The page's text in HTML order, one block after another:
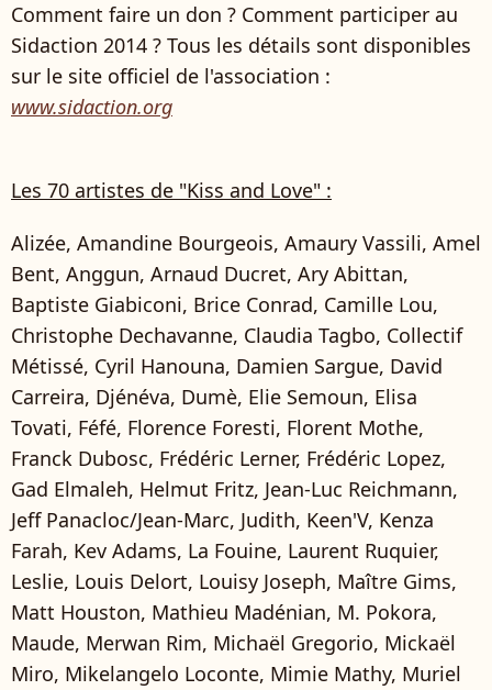
Comment faire un don ? Comment participer au
Sidaction 2014 ? Tous les détails sont disponibles
sur le site officiel de l'association :
www.sidaction.org
Les 70 artistes de "Kiss and Love" :
Alizée, Amandine Bourgeois, Amaury Vassili, Amel
Bent, Anggun, Arnaud Ducret, Ary Abittan,
Baptiste Giabiconi, Brice Conrad, Camille Lou,
Christophe Dechavanne, Claudia Tagbo, Collectif
Métissé, Cyril Hanouna, Damien Sargue, David
Carreira, Djénéva, Dumè, Elie Semoun, Elisa
Tovati, Féfé, Florence Foresti, Florent Mothe,
Franck Dubosc, Frédéric Lerner, Frédéric Lopez,
Gad Elmaleh, Helmut Fritz, Jean-Luc Reichmann,
Jeff Panacloc/Jean-Marc, Judith, Keen'V, Kenza
Farah, Kev Adams, La Fouine, Laurent Ruquier,
Leslie, Louis Delort, Louisy Joseph, Maître Gims,
Matt Houston, Mathieu Madénian, M. Pokora,
Maude, Merwan Rim, Michaël Gregorio, Mickaël
Miro, Mikelangelo Loconte, Mimie Mathy, Muriel